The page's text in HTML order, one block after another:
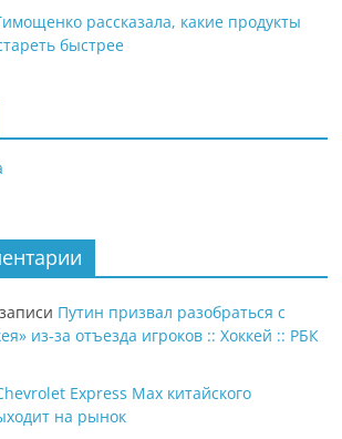
рассказала, какие продукты
быстрее
Путин призвал разобраться с
из-за отъезда игроков :: Хоккей :: РБК
Express Max китайского
на рынок